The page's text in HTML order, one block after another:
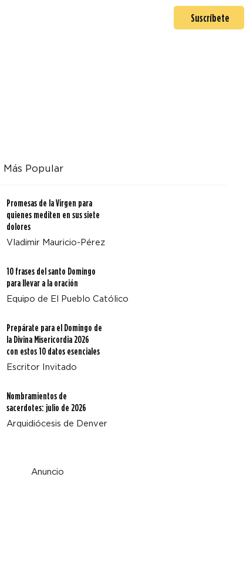
Suscríbete
Más Popular
Promesas de la Virgen para
quienes mediten en sus siete
dolores
Vladimir Mauricio-Pérez
10 frases del santo Domingo
para llevar a la oración
Equipo de El Pueblo Católico
Prepárate para el Domingo de
la Divina Misericordia 2026
con estos 10 datos esenciales
Escritor Invitado
Nombramientos de
sacerdotes: julio de 2026
Arquidiócesis de Denver
Anuncio